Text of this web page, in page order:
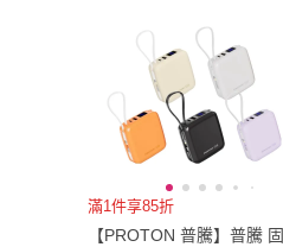
滿1件享85折
【PROTON 普騰】普騰 固